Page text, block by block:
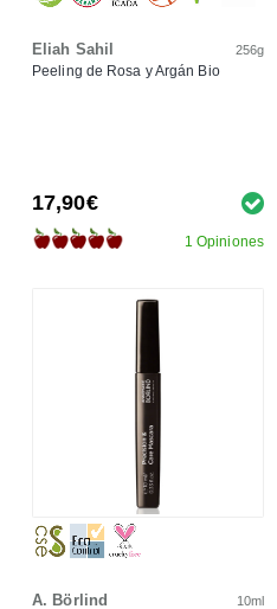
Eliah Sahil 256g
Peeling de Rosa y Argán Bio
17,90€
1 Opiniones
A. Börlind 10ml